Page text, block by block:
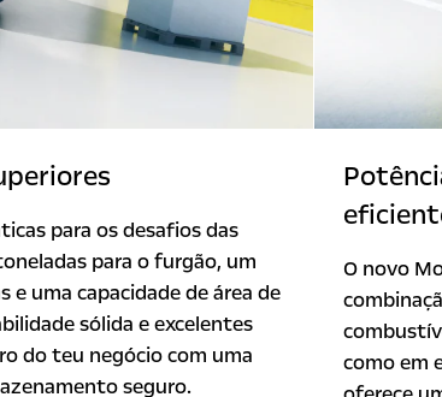
para os desafios das
para o furgão, um
e uma capacidade de área de
sólida e excelentes
do teu negócio com uma
seguro.
O novo
como em